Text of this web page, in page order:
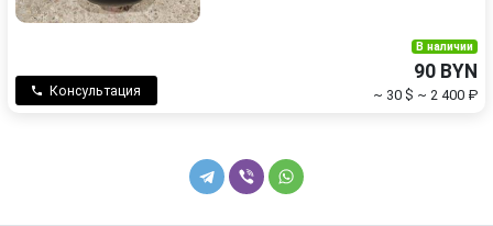
Консультация
В наличии
90 BYN
~ 30 $ ~ 2 400 ₽